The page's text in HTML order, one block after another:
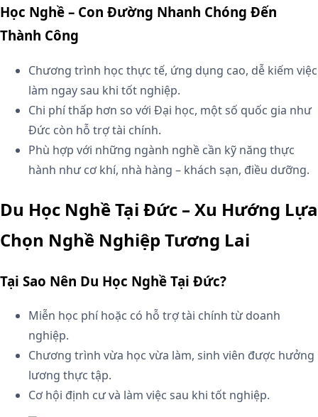
Học Nghề – Con Đường Nhanh Chóng Đến
Thành Công
Chương trình học thực tế, ứng dụng cao, dễ kiếm việc
làm ngay sau khi tốt nghiệp.
Chi phí thấp hơn so với Đại học, một số quốc gia như
Đức còn hỗ trợ tài chính.
Phù hợp với những ngành nghề cần kỹ năng thực
hành như cơ khí, nhà hàng – khách sạn, điều dưỡng.
Du Học Nghề Tại Đức – Xu Hướng Lựa
Chọn Nghề Nghiệp Tương Lai
Tại Sao Nên Du Học Nghề Tại Đức?
Miễn học phí hoặc có hỗ trợ tài chính từ doanh
nghiệp.
Chương trình vừa học vừa làm, sinh viên được hưởng
lương thực tập.
Cơ hội định cư và làm việc sau khi tốt nghiệp.